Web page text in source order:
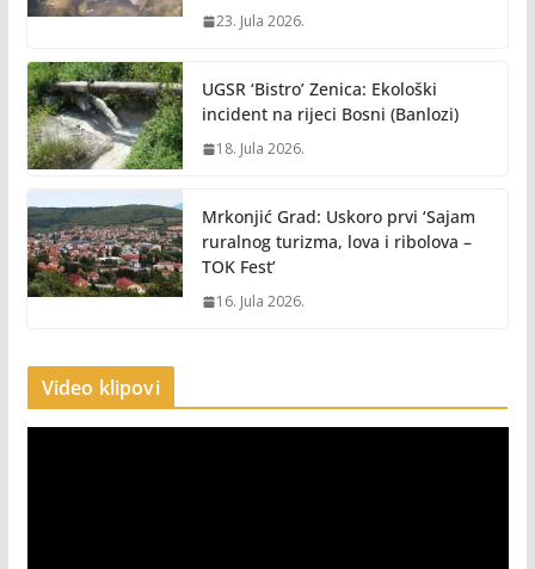
23. Jula 2026.
UGSR ‘Bistro’ Zenica: Ekološki
incident na rijeci Bosni (Banlozi)
18. Jula 2026.
Mrkonjić Grad: Uskoro prvi ‘Sajam
ruralnog turizma, lova i ribolova –
TOK Fest’
16. Jula 2026.
Video klipovi